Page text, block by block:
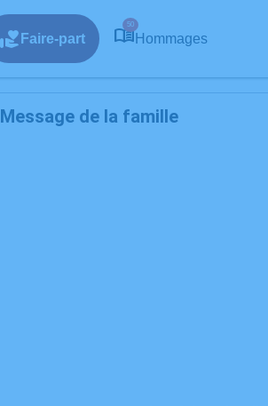
Faire-part
50
Hommages
Message de la famille